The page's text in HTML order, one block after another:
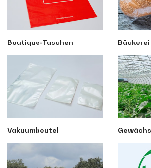
Boutique-Taschen Bäckerei
Vakuumbeutel